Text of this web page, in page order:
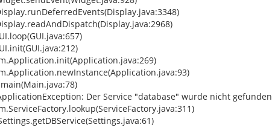
Der Service "database" wurde nicht gefunden